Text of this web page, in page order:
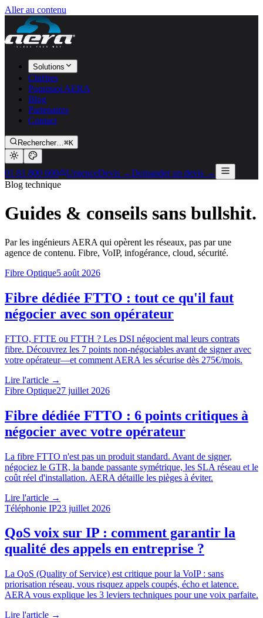
Aller au contenu
Solutions
Chiffres
Pourquoi AERA
Blog
Partenaires
Contact
Rechercher…⌘K
01 81 800 600 UrgenceDevis →Demander un devis →
Blog technique
Guides & conseils sans bullshit.
Par les ingénieurs AERA qui opèrent les réseaux, pas par une
agence de contenu. Fibre, VoIP, infogérance, cloud, sécurité.
Fibre Optique5 août 2026
Fibre dédiée FTTO : tout ce qu'il faut
négocier avec son opérateur
FTTO, FTTE ou FTTH ? Les DSI négocient mal leurs contrats
fibre. Découvrez les 7 points non-négociables avant de signer avec
votre opérateur—et comment AERA les sécurise dès 275€/mois.
Lire l'article →
Fibre Optique27 juillet 2026
Fibre dédiée FTTO : 6 points critiques à
négocier avec votre opérateur
La fibre FTTO n'est pas un produit standard. Avant de signer,
négociez le GTR, la bande passante symétrique, les SLA réseau et le
coût réel d'installation. AERA détaille les pièges à éviter.
Lire l'article →
Téléphonie IP23 juillet 2026
QoS voix sur IP : comment garantir la
qualité des appels en entreprise ?
La QoS (Quality of Service) est critique pour la VoIP : sans
priorisation réseau, vous risquez appels coupés, écho et latence.
AERA vous explique les 3 leviers techniques pour une voix parfaite.
Lire l'article →